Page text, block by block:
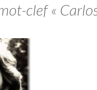
clef «